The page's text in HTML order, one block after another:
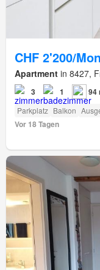
CHF 2'200/
Apartment in 8427,
3 1 94
Parkplatz Balkon
Vor 18 Tagen